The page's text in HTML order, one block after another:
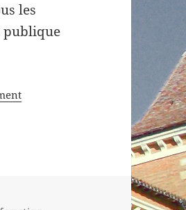
les
publique